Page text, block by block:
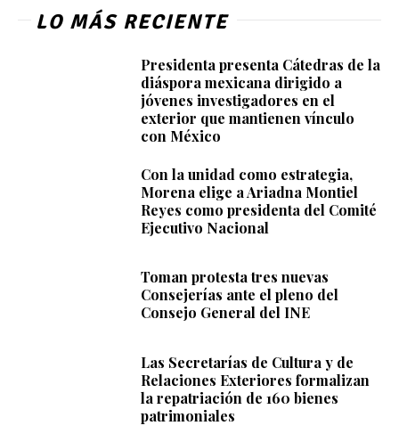
LO MÁS RECIENTE
Presidenta presenta Cátedras de la
diáspora mexicana dirigido a
jóvenes investigadores en el
exterior que mantienen vínculo
con México
Con la unidad como estrategia,
Morena elige a Ariadna Montiel
Reyes como presidenta del Comité
Ejecutivo Nacional
Toman protesta tres nuevas
Consejerías ante el pleno del
Consejo General del INE
Las Secretarías de Cultura y de
Relaciones Exteriores formalizan
la repatriación de 160 bienes
patrimoniales